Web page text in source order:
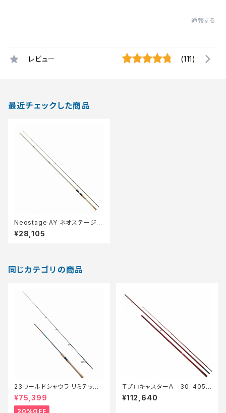
通報する
レビュー (111)
最近チェックした商品
Neostage AY ネオステージ鮎
93MHS−S
¥28,105
同じカテゴリの商品
23ワールドシャウラ リミテッド
2703R‐2【特価竿】【20】
¥75,399
20%OFF
ＴプロキャスターＡ 30−405・
Ｅ
¥112,640